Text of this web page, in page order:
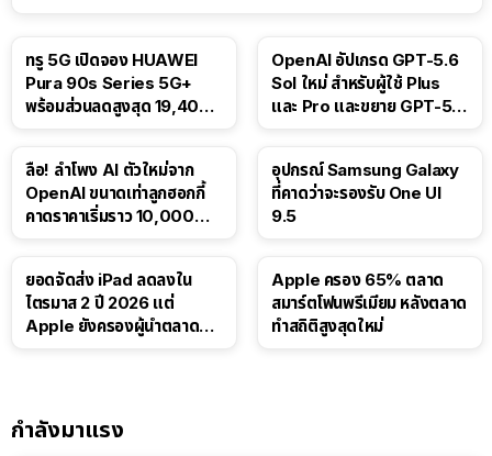
ทรู 5G เปิดจอง HUAWEI
Pura 90s Series 5G+
พร้อมส่วนลดสูงสุด 19,400
OpenAI อัปเกรด GPT-5.6
Sol ใหม่ สำหรับผู้ใช้ Plus
และ Pro และขยาย GPT-5.6
ลือ! ลำโพง AI ตัวใหม่จาก
OpenAI ขนาดเท่าลูกฮอกกี้
คาดราคาเริ่มราว 10,000
อุปกรณ์ Samsung Galaxy
ที่คาดว่าจะรองรับ One UI
9.5
ยอดจัดส่ง iPad ลดลงใน
ไตรมาส 2 ปี 2026 แต่
Apple ยังครองผู้นำตลาด
Apple ครอง 65% ตลาด
สมาร์ตโฟนพรีเมียม หลังตลาด
ทำสถิติสูงสุดใหม่
กำลังมาแรง